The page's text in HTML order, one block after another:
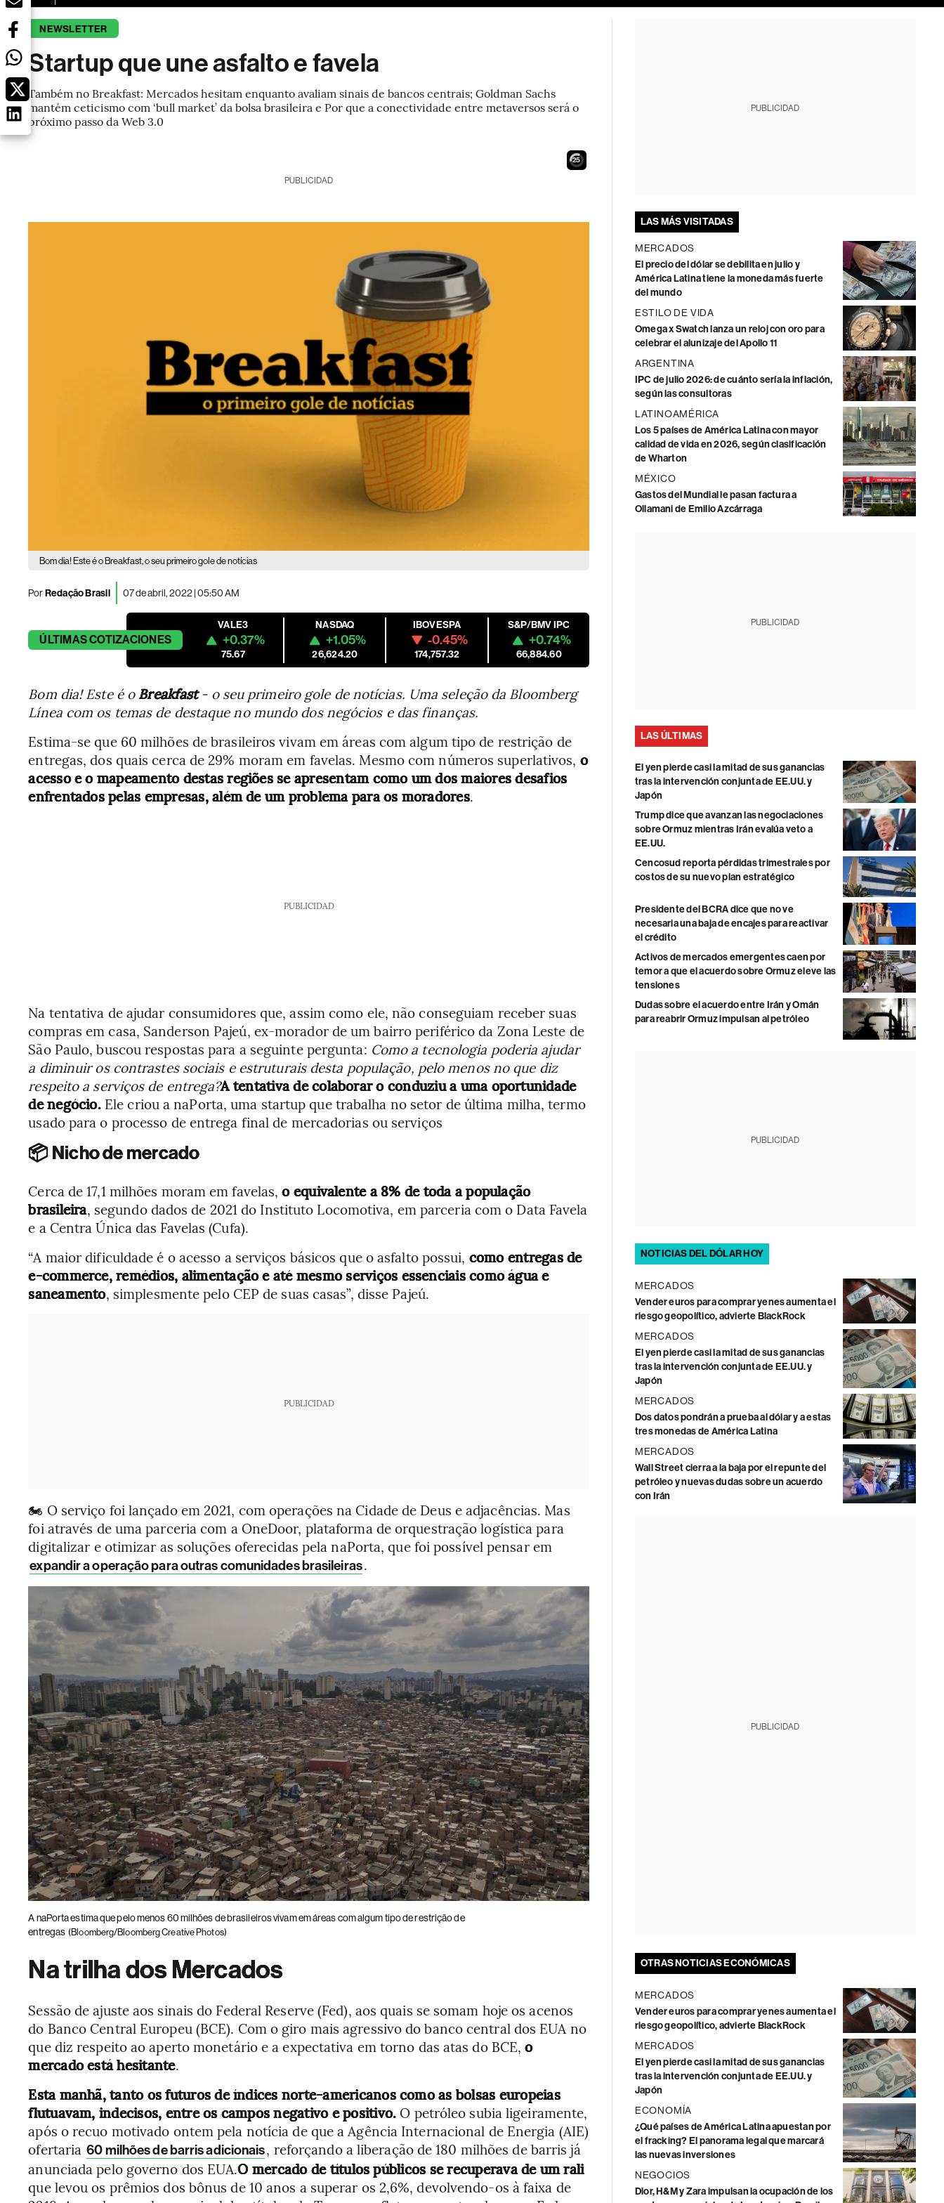
NEWSLETTER
Startup que une asfalto e favela
Também no Breakfast: Mercados hesitam enquanto avaliam sinais de bancos centrais; Goldman Sachs
mantém ceticismo com ‘bull market’ da bolsa brasileira e Por que a conectividade entre metaversos será o
próximo passo da Web 3.0
24
PUBLICIDAD
Bom dia! Este é o Breakfast, o seu primeiro gole de notícias
PorRedação Brasil 07 de abril, 2022 | 05:50 AM
ÚLTIMASCOTIZACIONES
VALE3
+0.37%
75.67
NASDAQ
+1.05%
26,624.20
IBOVESPA
-0.45%
174,757.32
S&P/BMV IPC
+0.74%
66,884.60
Bom dia! Este é oBreakfast- o seu primeiro gole de notícias. Uma seleção da Bloomberg
Línea com os temas de destaque no mundo dos negócios e das finanças.
Estima-se que 60 milhões de brasileiros vivam em áreas com algum tipo de restrição de
entregas, dos quais cerca de 29% moram em favelas. Mesmo com números superlativos, o
acesso e o mapeamento destas regiões se apresentam como um dos maiores desafios
enfrentados pelas empresas, além de um problema para os moradores.
PUBLICIDAD
Na tentativa de ajudar consumidores que, assim como ele, não conseguiam receber suas
compras em casa, Sanderson Pajeú, ex-morador de um bairro periférico da Zona Leste de
São Paulo, buscou respostas para a seguinte pergunta: Como a tecnologia poderia ajudar
a diminuir os contrastes sociais e estruturais desta população, pelo menos no que diz
respeito a serviços de entrega?A tentativa de colaborar o conduziu a uma oportunidade
de negócio.Ele criou a naPorta, uma startup que trabalha no setor de última milha, termo
usado para o processo de entrega final de mercadorias ou serviços
📦 Nicho de mercado
Cerca de 17,1 milhões moram em favelas,o equivalente a 8% de toda a população
brasileira, segundo dados de 2021 do Instituto Locomotiva, em parceria com o Data Favela
e a Centra Única das Favelas (Cufa).
“A maior dificuldade é o acesso a serviços básicos que o asfalto possui, como entregas de
e-commerce, remédios, alimentação e até mesmo serviços essenciaiscomo água e
saneamento, simplesmente pelo CEP de suas casas”, disse Pajeú.
PUBLICIDAD
🏍️ O serviço foi lançado em 2021, com operações na Cidade de Deus e adjacências. Mas
foi através de uma parceria com a OneDoor, plataforma de orquestração logística para
digitalizar e otimizar as soluções oferecidas pela naPorta, que foi possível pensar em
expandir a operação para outras comunidades brasileiras.
A naPorta estima que pelo menos 60 milhões de brasileiros vivam em áreas com algum tipo de restrição de
entregas (Bloomberg/Bloomberg Creative Photos)
Na trilha dos Mercados
Sessão de ajuste aos sinais do Federal Reserve (Fed), aos quais se somam hoje os acenos
do Banco Central Europeu (BCE). Com o giro mais agressivo do banco central dos EUA no
que diz respeito ao aperto monetário e a expectativa em torno das atas do BCE,o
mercado está hesitante.
Esta manhã, tanto os futuros de índices norte-americanos como as bolsas europeias
flutuavam, indecisos, entre os campos negativo e positivo. O petróleo subia ligeiramente,
após o recuo motivado ontem pela notícia de que a Agência Internacional de Energia (AIE)
ofertaria 60 milhões de barris adicionais, reforçando a liberação de 180 milhões de barris já
anunciada pelo governo dos EUA.O mercado de títulos públicos se recuperava de um rali
que levou os prêmios dos bônus de 10 anos a superar os 2,6%, devolvendo-os à faixa de
PUBLICIDAD
LAS MÁS VISITADAS
MERCADOS
El precio del dólar se debilita en julio y
América Latina tiene la moneda más fuerte
del mundo
ESTILO DE VIDA
Omega x Swatch lanza un reloj con oro para
celebrar el alunizaje del Apollo 11
ARGENTINA
IPC de julio 2026: de cuánto sería la inflación,
según las consultoras
LATINOAMÉRICA
Los 5 países de América Latina con mayor
calidad de vida en 2026, según clasificación
de Wharton
MÉXICO
Gastos del Mundial le pasan factura a
Ollamani de Emilio Azcárraga
PUBLICIDAD
LAS ÚLTIMAS
El yen pierde casi la mitad de sus ganancias
tras la intervención conjunta de EE.UU. y
Japón
Trump dice que avanzan las negociaciones
sobre Ormuz mientras Irán evalúa veto a
EE.UU.
Cencosud reporta pérdidas trimestrales por
costos de su nuevo plan estratégico
Presidente del BCRA dice que no ve
necesaria una baja de encajes para reactivar
el crédito
Activos de mercados emergentes caen por
temor a que el acuerdo sobre Ormuz eleve las
tensiones
Dudas sobre el acuerdo entre Irán y Omán
para reabrir Ormuz impulsan al petróleo
PUBLICIDAD
NOTICIAS DEL DÓLAR HOY
MERCADOS
Vender euros para comprar yenes aumenta el
riesgo geopolítico, advierte BlackRock
MERCADOS
El yen pierde casi la mitad de sus ganancias
tras la intervención conjunta de EE.UU. y
Japón
MERCADOS
Dos datos pondrán a prueba al dólar y a estas
tres monedas de América Latina
MERCADOS
Wall Street cierra a la baja por el repunte del
petróleo y nuevas dudas sobre un acuerdo
con Irán
PUBLICIDAD
OTRAS NOTICIAS ECONÓMICAS
MERCADOS
Vender euros para comprar yenes aumenta el
riesgo geopolítico, advierte BlackRock
MERCADOS
El yen pierde casi la mitad de sus ganancias
tras la intervención conjunta de EE.UU. y
Japón
ECONOMÍA
¿Qué países de América Latina apuestan por
el fracking? El panorama legal que marcará
las nuevas inversiones
NEGOCIOS
Dior, H&M y Zara impulsan la ocupación de los